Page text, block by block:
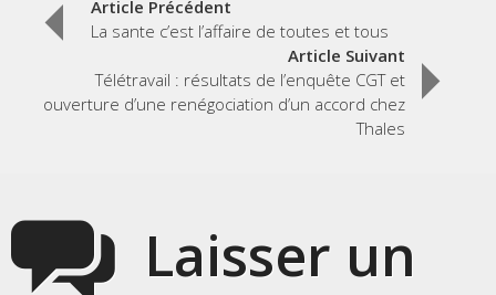
Post
navigation
Article Précédent
La sante c’est l’affaire de toutes et tous
Article Suivant
Télétravail : résultats de l’enquête CGT et
ouverture d’une renégociation d’un accord chez
Thales
Laisser un